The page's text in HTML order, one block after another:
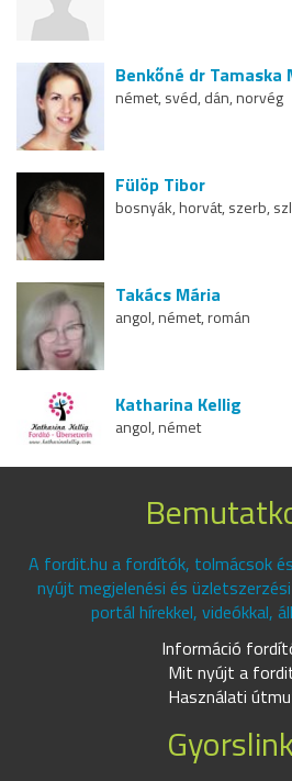
Benkőné dr Tamaska
német, svéd, dán, norvég
Fülöp Tibor
bosnyák, horvát, szerb,
Takács Mária
angol, német, román
Katharina Kellig
angol, német
A fordit.hu a fordítók, tolmácsok
nyújt megjelenési és
portál hírekkel, videókkal,
Információ
Mit nyújt a
Használati